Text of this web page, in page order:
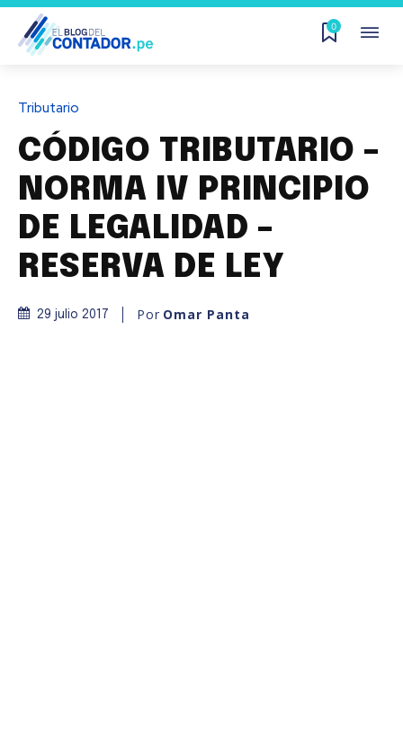
0
Tributario
CÓDIGO TRIBUTARIO –
NORMA IV PRINCIPIO
DE LEGALIDAD –
RESERVA DE LEY
29 julio 2017 Por Omar Panta